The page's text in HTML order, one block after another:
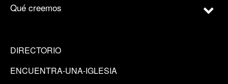
Qué creemos
DIRECTORIO
ENCUENTRA-UNA-IGLESIA